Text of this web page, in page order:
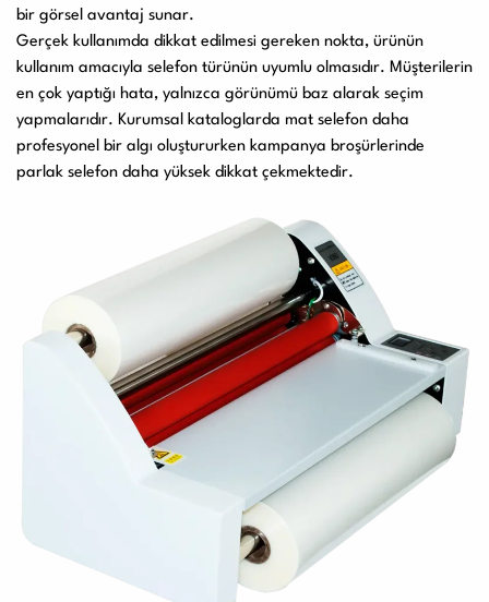
bir görsel avantaj sunar.
Gerçek kullanımda dikkat edilmesi gereken nokta, ürünün
kullanım amacıyla selefon türünün uyumlu olmasıdır. Müşterilerin
en çok yaptığı hata, yalnızca görünümü baz alarak seçim
yapmalarıdır. Kurumsal kataloglarda mat selefon daha
profesyonel bir algı oluştururken kampanya broşürlerinde
parlak selefon daha yüksek dikkat çekmektedir.